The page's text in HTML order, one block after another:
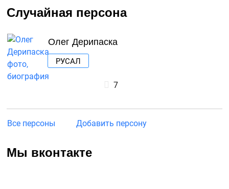
Случайная персона
Олег Дерипаска
РУСАЛ
7
Все персоны Добавить персону
Мы вконтакте